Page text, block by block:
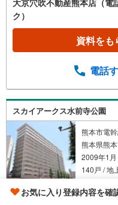
大京穴吹不動産熊本店（電
ク）
資料をも
電話
スカイアークス水前寺公園
熊本市電
熊本県熊
2009年1月
140戸 / 地
11階 / 南西 / 73.67m2/
お気に入り登録内容を確